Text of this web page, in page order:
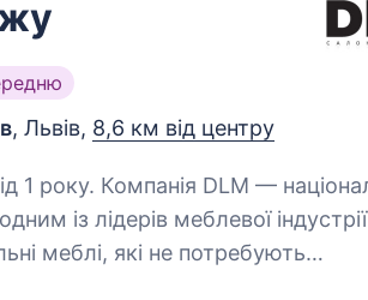
, Львів, 8,6 км від центру
національна
із лідерів меблевої індустрії
меблі, які не потребують